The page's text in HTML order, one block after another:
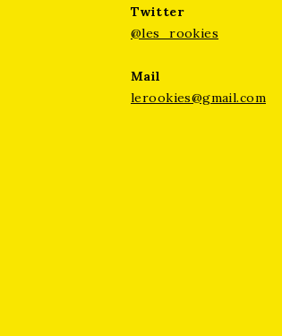
Twitter
@les_rookies
Mail
lerookies@gmail.com